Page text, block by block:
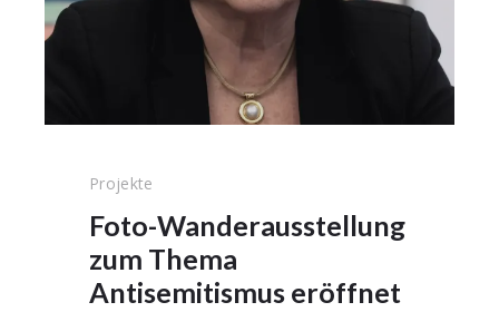
Projekte
Foto-Wanderausstellung
zum Thema
Antisemitismus eröffnet